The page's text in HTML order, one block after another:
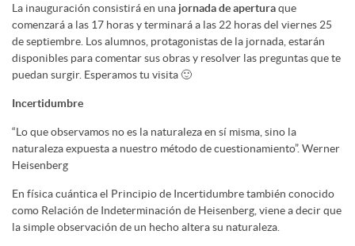
La inauguración consistirá en una jornada de aperturaque
comenzará a las 17 horas y terminará a las 22 horas del viernes 25
de septiembre. Los alumnos, protagonistas de la jornada, estarán
disponibles para comentar sus obras y resolver las preguntas que te
puedan surgir. Esperamos tu visita 🙂
Incertidumbre
“Lo que observamos no es la naturaleza en sí misma, sino la
naturaleza expuesta a nuestro método de cuestionamiento”. Werner
Heisenberg
En física cuántica el Principio de Incertidumbre también conocido
como Relación de Indeterminación de Heisenberg, viene a decir que
la simple observación de un hecho altera su naturaleza.